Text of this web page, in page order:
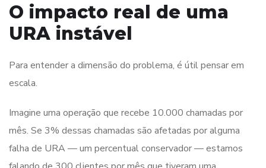
O impacto real de uma
URA instável
Para entender a dimensão do problema, é útil pensar em
escala.
Imagine uma operação que recebe 10.000 chamadas por
mês. Se 3% dessas chamadas são afetadas por alguma
falha de URA — um percentual conservador — estamos